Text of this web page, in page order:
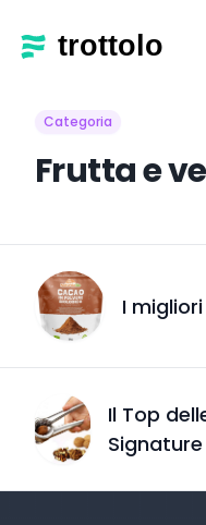
Categoria
Frutta e
I
Il Top
Signature